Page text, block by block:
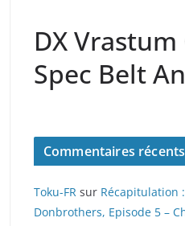
DX
Spec Belt
Commentaires récents
Toku-FR sur Récapitulation
Donbrothers, Episode 5 –